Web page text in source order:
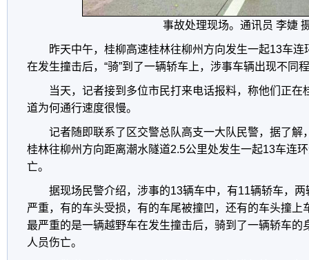
事故处理现场。通讯员 李婕
昨天中午，桂柳高速桂林往柳州方向发生一起13车
在发生撞击后，“骑”到了一辆轿车上，涉事车辆出现不同
当天，记者接到多位市民打来电话报料，称他们正在
道为何通行速度很慢。
记者随即联系了区交警总队高支一大队民警，据了解
桂林往柳州方向距离潮水隧道2.5公里处发生一起13车连
亡。
据现场民警介绍，涉事的13辆车中，有11辆轿车，
严重，有的车头受损，有的车尾被撞凹，还有的车头撞上
最严重的是一辆越野车在发生撞击后，骑到了一辆轿车的
人员伤亡。